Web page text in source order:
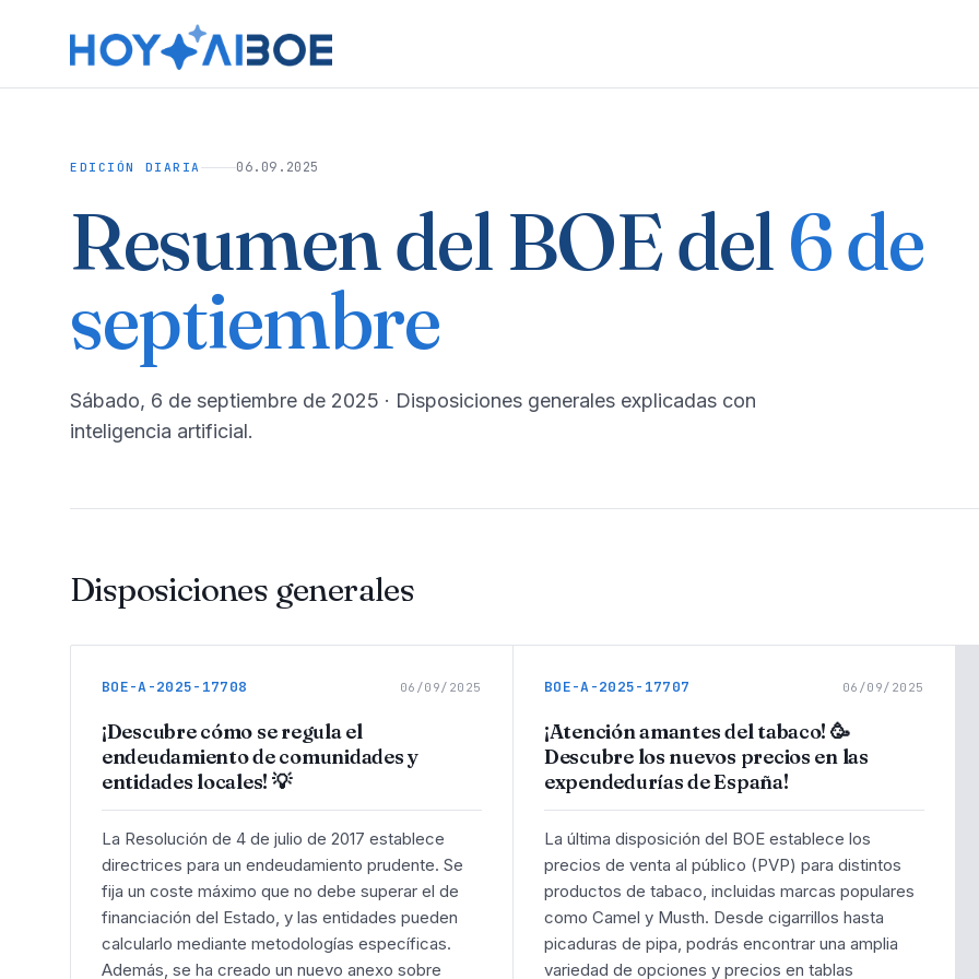
EDICIÓN DIARIA 06.09.2025
Resumen del BOE del6 de
septiembre
sábado, 6 de septiembre de 2025 · Disposiciones generales explicadas con
inteligencia artificial.
Disposiciones generales
BOE-A-2025-17708 06/09/2025
¡Descubre cómo se regula el
endeudamiento de comunidades y
entidades locales! 💡
La Resolución de 4 de julio de 2017 establece
directrices para un endeudamiento prudente. Se
fija un coste máximo que no debe superar el de
financiación del Estado, y las entidades pueden
calcularlo mediante metodologías específicas.
Además, se ha creado un nuevo anexo sobre
BOE-A-2025-17707 06/09/2025
¡Atención amantes del tabaco! 🥳
Descubre los nuevos precios en las
expendedurías de España!
La última disposición del BOE establece los
precios de venta al público (PVP) para distintos
productos de tabaco, incluidas marcas populares
como Camel y Musth. Desde cigarrillos hasta
picaduras de pipa, podrás encontrar una amplia
variedad de opciones y precios en tablas